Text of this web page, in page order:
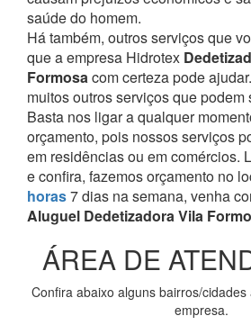
saúde do homem.
Há também, outros serviços que
que a empresa Hidrotex
Formosacom certeza pode ajudar.
muitos outros serviços que podem
Basta nos ligar a qualquer
orçamento, pois nossos serviços
em residências ou em comércios.
e confira, fazemos orçamento no
horas7 dias na semana, venha
Aluguel Dedetizadora Vila
ÁREA DE
Confira abaixo alguns bairros/
empresa.